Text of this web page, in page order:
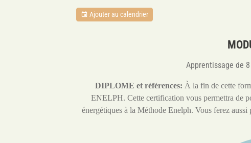
Ajouter au calendrier
Apprentissage de
DIPLOME et références: À la fin de cette
ENELPH. Cette certification vous permettra de
énergétiques à la Méthode Enelph. Vous ferez